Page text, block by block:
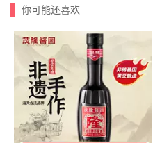
你可能还喜欢